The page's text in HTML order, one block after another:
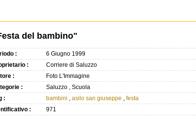
del bambino"
:
6 Giugno 1999
:
Corriere di Saluzzo
:
Foto L'Immagine
:
Saluzzo , Scuola
:
bambini , asilo san giuseppe , festa
:
971